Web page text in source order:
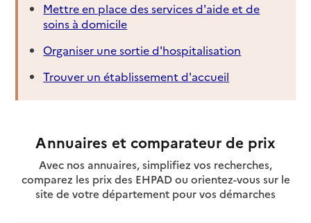
Mettre en place des services d'aide et de
soins à domicile
Organiser une sortie d'hospitalisation
Trouver un établissement d'accueil
Annuaires et comparateur de prix
Avec nos annuaires, simplifiez vos recherches,
comparez les prix des EHPAD ou orientez-vous sur le
site de votre département pour vos démarches